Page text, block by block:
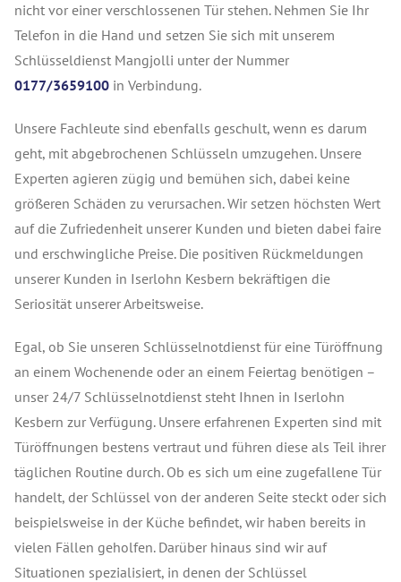
nicht vor einer verschlossenen Tür stehen. Nehmen Sie Ihr
Telefon in die Hand und setzen Sie sich mit unserem
Schlüsseldienst Mangjolli unter der Nummer
0177/3659100 in Verbindung.
Unsere Fachleute sind ebenfalls geschult, wenn es darum
geht, mit abgebrochenen Schlüsseln umzugehen. Unsere
Experten agieren zügig und bemühen sich, dabei keine
größeren Schäden zu verursachen. Wir setzen höchsten Wert
auf die Zufriedenheit unserer Kunden und bieten dabei faire
und erschwingliche Preise. Die positiven Rückmeldungen
unserer Kunden in Iserlohn Kesbern bekräftigen die
Seriosität unserer Arbeitsweise.
Egal, ob Sie unseren Schlüsselnotdienst für eine Türöffnung
an einem Wochenende oder an einem Feiertag benötigen –
unser 24/7 Schlüsselnotdienst steht Ihnen in Iserlohn
Kesbern zur Verfügung. Unsere erfahrenen Experten sind mit
Türöffnungen bestens vertraut und führen diese als Teil ihrer
täglichen Routine durch. Ob es sich um eine zugefallene Tür
handelt, der Schlüssel von der anderen Seite steckt oder sich
beispielsweise in der Küche befindet, wir haben bereits in
vielen Fällen geholfen. Darüber hinaus sind wir auf
Situationen spezialisiert, in denen der Schlüssel